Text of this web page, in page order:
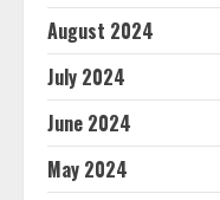
August 2024
July 2024
June 2024
May 2024